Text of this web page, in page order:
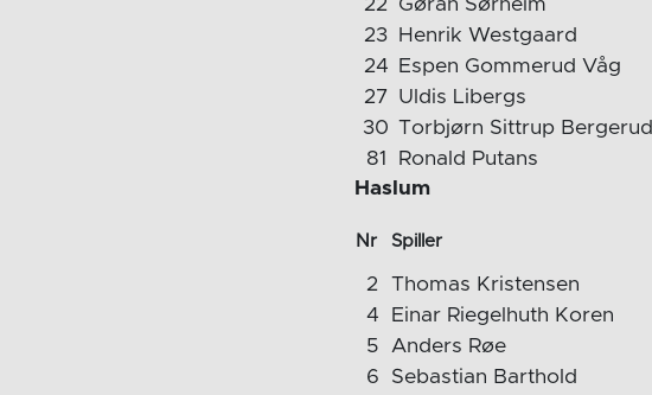
23
Henrik Westgaard
24
Espen Gommerud Våg
27 Uldis Libergs
30 Torbjørn Sittrup Bergerud
81
Ronald Putans
Haslum
Nr Spiller
2 Thomas Kristensen
4
Einar Riegelhuth Koren
5
Anders Røe
6
Sebastian Barthold